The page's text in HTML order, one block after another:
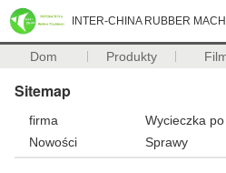
INTER-CHINA RUBBER
Dom Produkty
Sitemap
firma Wycieczka
Nowości
Sprawy